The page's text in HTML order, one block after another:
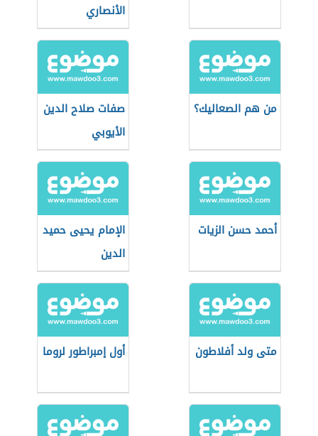
الأنصاري
من هم الصعاليك؟
صفات صلاح الدين
الأيوبي
أحمد حسن الزيات
الإمام يحيى حميد
الدين
متى ولد أفلاطون أول إمبراطور لروما